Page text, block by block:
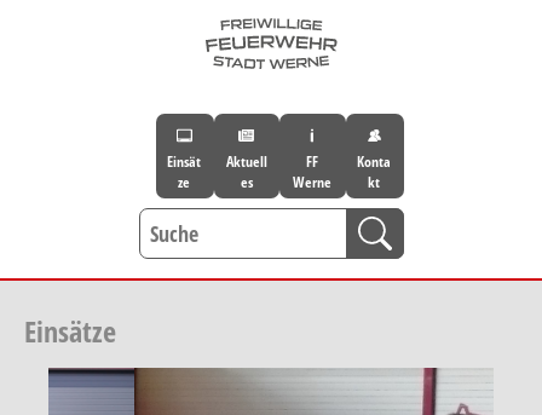
Einsät
ze
Aktuell
es
FF
Werne
Konta
kt
Einsätze